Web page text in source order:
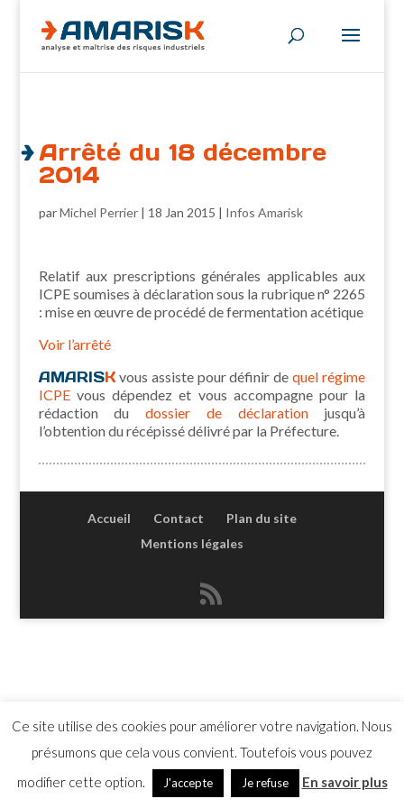
Arrêté du 18 décembre
2014
parMichel Perrier| 18 Jan 2015 | Infos Amarisk
Relatif aux prescriptions générales applicables aux
ICPE soumises à déclaration sous la rubrique n° 2265
: mise en œuvre de procédé de fermentation acétique
Voir l’arrêté
AMARISKvous assiste pour définir dequel régime
ICPEvous dépendez et vous accompagne pour la
rédaction dudossier de déclarationjusqu’à
l’obtention du récépissé délivré par la Préfecture.
Accueil Contact
Plan du site
Mentions légales
Ce site utilise des cookies pour améliorer votre navigation. Nous
présumons que cela vous convient. Toutefois vous pouvez
modifier cette option.
J'accepte Je refuse En savoir plus